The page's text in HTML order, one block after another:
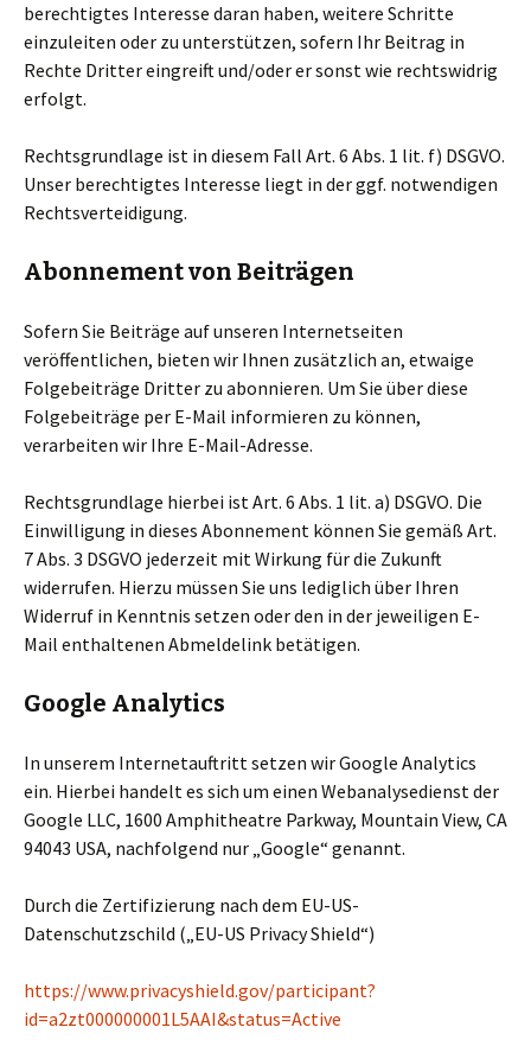
berechtigtes Interesse daran haben, weitere Schritte
einzuleiten oder zu unterstützen, sofern Ihr Beitrag in
Rechte Dritter eingreift und/oder er sonst wie rechtswidrig
erfolgt.
Rechtsgrundlage ist in diesem Fall Art. 6 Abs. 1 lit. f) DSGVO.
Unser berechtigtes Interesse liegt in der ggf. notwendigen
Rechtsverteidigung.
Abonnement von Beiträgen
Sofern Sie Beiträge auf unseren Internetseiten
veröffentlichen, bieten wir Ihnen zusätzlich an, etwaige
Folgebeiträge Dritter zu abonnieren. Um Sie über diese
Folgebeiträge per E-Mail informieren zu können,
verarbeiten wir Ihre E-Mail-Adresse.
Rechtsgrundlage hierbei ist Art. 6 Abs. 1 lit. a) DSGVO. Die
Einwilligung in dieses Abonnement können Sie gemäß Art.
7 Abs. 3 DSGVO jederzeit mit Wirkung für die Zukunft
widerrufen. Hierzu müssen Sie uns lediglich über Ihren
Widerruf in Kenntnis setzen oder den in der jeweiligen E-
Mail enthaltenen Abmeldelink betätigen.
Google Analytics
In unserem Internetauftritt setzen wir Google Analytics
ein. Hierbei handelt es sich um einen Webanalysedienst der
Google LLC, 1600 Amphitheatre Parkway, Mountain View, CA
94043 USA, nachfolgend nur „Google“ genannt.
Durch die Zertifizierung nach dem EU-US-
Datenschutzschild („EU-US Privacy Shield“)
https://www.privacyshield.gov/participant?
id=a2zt000000001L5AAI&status=Active